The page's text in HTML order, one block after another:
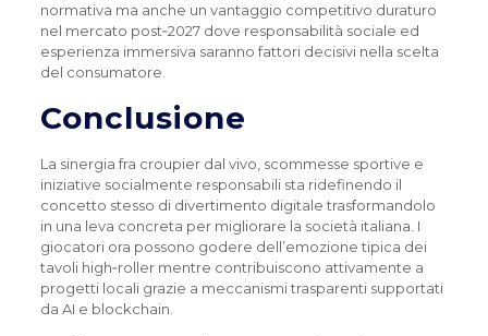
normativa ma anche un vantaggio competitivo duraturo
nel mercato post‑2027 dove responsabilità sociale ed
esperienza immersiva saranno fattori decisivi nella scelta
del consumatore.
Conclusione
La sinergia fra croupier dal vivo, scommesse sportive e
iniziative socialmente responsabili sta ridefinendo il
concetto stesso di divertimento digitale trasformandolo
in una leva concreta per migliorare la società italiana. I
giocatori ora possono godere dell’emozione tipica dei
tavoli high‑roller mentre contribuiscono attivamente a
progetti locali grazie a meccanismi trasparenti supportati
da AI e blockchain.